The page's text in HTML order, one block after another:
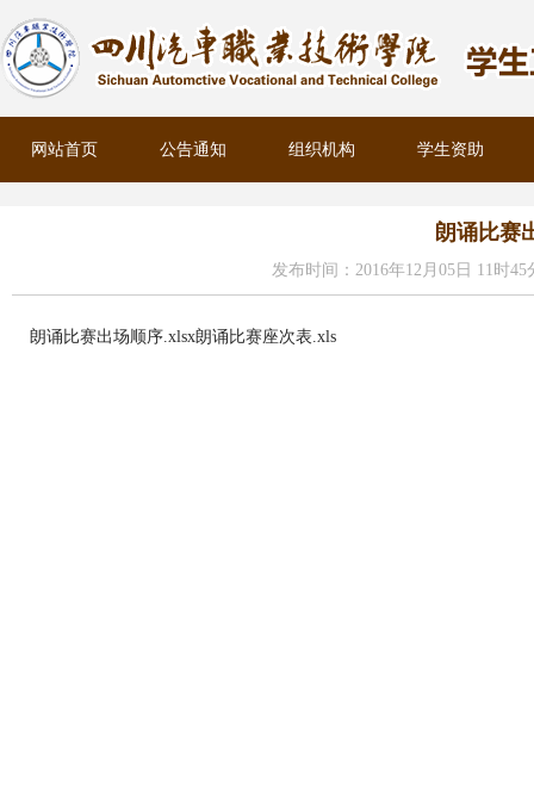
网站首页 公告通知 组织机构 学生资助
朗诵比赛
发布时间：2016年12月05日 11时45
朗诵比赛出场顺序.xlsx朗诵比赛座次表.xls